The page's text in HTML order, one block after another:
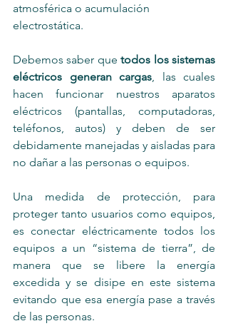
atmosférica o acumulación
electrostática.
Debemos saber que todos los sistemas
eléctricos generan cargas, las cuales
hacen funcionar nuestros aparatos
eléctricos (pantallas, computadoras,
teléfonos, autos) y deben de ser
debidamente manejadas y aisladas para
no dañar a las personas o equipos.
Una medida de protección, para
proteger tanto usuarios como equipos,
es conectar eléctricamente todos los
equipos a un “sistema de tierra”, de
manera que se libere la energía
excedida y se disipe en este sistema
evitando que esa energía pase a través
de las personas.